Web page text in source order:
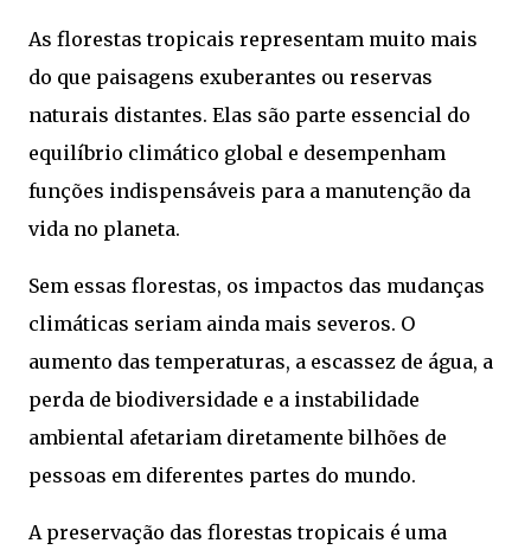
As florestas tropicais representam muito mais
do que paisagens exuberantes ou reservas
naturais distantes. Elas são parte essencial do
equilíbrio climático global e desempenham
funções indispensáveis para a manutenção da
vida no planeta.
Sem essas florestas, os impactos das mudanças
climáticas seriam ainda mais severos. O
aumento das temperaturas, a escassez de água, a
perda de biodiversidade e a instabilidade
ambiental afetariam diretamente bilhões de
pessoas em diferentes partes do mundo.
A preservação das florestas tropicais é uma